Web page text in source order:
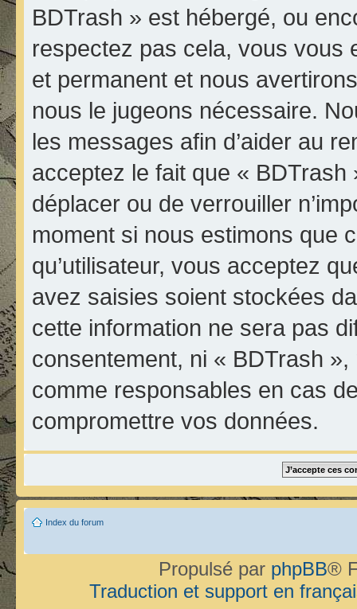
BDTrash » est hébergé, ou
respectez pas cela, vous vous
et permanent et nous
nous le jugeons nécessaire.
les messages afin d’aider au
acceptez le fait que « BDTrash
déplacer ou de verrouiller
moment si nous estimons que
qu’utilisateur, vous acceptez
avez saisies soient stockées
cette information ne sera pas
consentement, ni « BDTrash
comme responsables en cas
compromettre vos données.
Index du forum
Propulsé par phpBB®
Traduction et support en